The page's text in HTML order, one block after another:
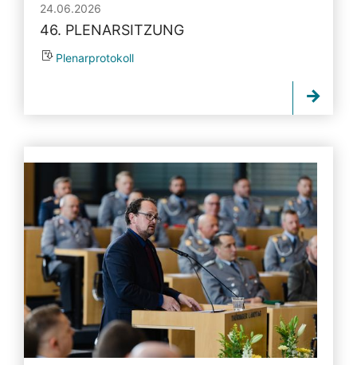
24.06.2026
46. PLENARSITZUNG
Plenarprotokoll